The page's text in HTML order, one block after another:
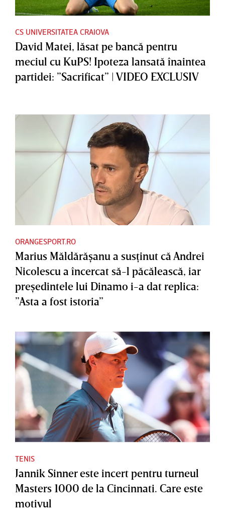
CS UNIVERSITATEA CRAIOVA
David Matei, lăsat pe bancă pentru
meciul cu KuPS! Ipoteza lansată înaintea
partidei: ”Sacrificat” | VIDEO EXCLUSIV
ORANGESPORT.RO
Marius Măldărăşanu a susţinut că Andrei
Nicolescu a încercat să-l păcălească, iar
preşedintele lui Dinamo i-a dat replica:
”Asta a fost istoria”
TENIS
Jannik Sinner este incert pentru turneul
Masters 1000 de la Cincinnati. Care este
motivul